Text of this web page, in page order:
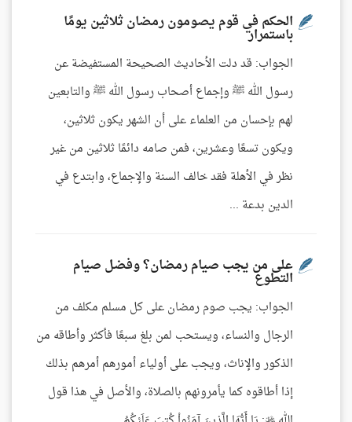
الحكم في قوم يصومون رمضان ثلاثين يومًا
باستمرار
الجواب: قد دلت الأحاديث الصحيحة المستفيضة عن
رسول الله ﷺ وإجماع أصحاب رسول الله ﷺ والتابعين
لهم بإحسان من العلماء على أن الشهر يكون ثلاثين،
ويكون تسعًا وعشرين، فمن صامه دائمًا ثلاثين من غير
نظر في الأهلة فقد خالف السنة والإجماع، وابتدع في
الدين بدعة ...
على من يجب صيام رمضان؟ وفضل صيام
التطوع
الجواب: يجب صوم رمضان على كل مسلم مكلف من
الرجال والنساء، ويستحب لمن بلغ سبعًا فأكثر وأطاقه من
الذكور والإناث، ويجب على أولياء أمورهم أمرهم بذلك
إذا أطاقوه كما يأمرونهم بالصلاة، والأصل في هذا قول